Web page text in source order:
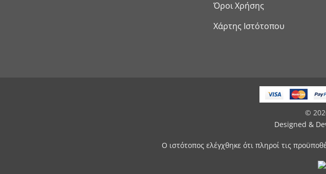
Όροι Χρήσης
Χάρτης Ιστότοπου
©
Designed &
Ο ιστότοπος ελέγχθηκε ότι πληροί τις